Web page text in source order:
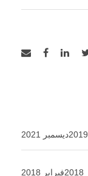
ديسمبر 2021
فبراير 2018